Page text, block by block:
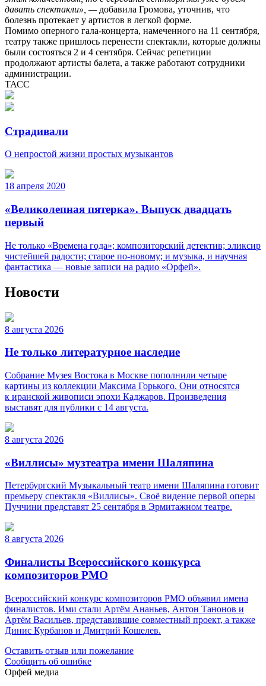
давать спектакли», —добавила Громова, уточнив, что
болезнь протекает у артистов в легкой форме.
Помимо оперного гала-концерта, намеченного на 11 сентября,
театру также пришлось перенести спектакли, которые должны
были состояться 2 и 4 сентября. Сейчас репетиции
продолжают артисты балета, а также работают сотрудники
администрации.
ТАСС
Страдивали
О непростой жизни простых музыкантов
18 апреля 2020
«Великолепная пятерка». Выпуск двадцать
первый
Не только «Времена года»; композиторский детектив; эликсир
чистейшей радости; старое по-новому; и музыка, и научная
фантастика — новые записи на радио «Орфей».
Новости
8 августа 2026
Не только литературное наследие
Собрание Музея Востока в Москве пополнили четыре
картины из коллекции Максима Горького. Они относятся
к иранской живописи эпохи Каджаров. Произведения
выставят для публики с 14 августа.
8 августа 2026
«Виллисы» музтеатра имени Шаляпина
Петербургский Музыкальный театр имени Шаляпина готовит
премьеру спектакля «Виллисы». Своё видение первой оперы
Пуччини представят 25 сентября в Эрмитажном театре.
8 августа 2026
Финалисты Всероссийского конкурса
композиторов РМО
Всероссийский конкурс композиторов РМО объявил имена
финалистов. Ими стали Артём Ананьев, Антон Танонов и
Артём Васильев, представившие совместный проект, а также
Динис Курбанов и Дмитрий Кошелев.
Оставить отзыв или пожелание
Сообщить об ошибке
Орфей медиа